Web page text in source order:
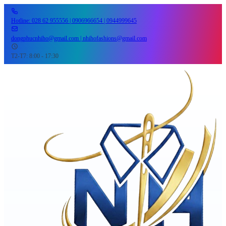
Hotline: 028 62 955556 | 0906966654 | 0944999645
dongphucnhiho@gmail.com | nhihofashions@gmail.com
T2-T7: 8:00 - 17:30